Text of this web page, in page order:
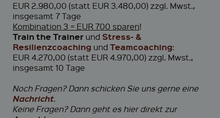
EUR 2.980,00 (statt EUR 3.480,00) zzgl. Mwst.,
insgesamt 7 Tage
Kombination 3 = EUR 700 sparen!
Train the Trainer und Stress- &
Resilienzcoaching und Teamcoaching:
EUR 4.270,00 (statt EUR 4.970,00) zzgl. Mwst.,
insgesamt 10 Tage
Noch Fragen? Dann schicken Sie uns gerne eine
Nachricht.
Keine Fragen? Dann geht es hier direkt zur